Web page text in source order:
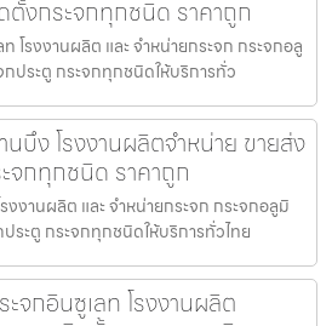
ตั้งกระจกทุกชนิด ราคาถูก
โรงงานผลิต และ จำหน่ายกระจก กระจกอลู
ประตู กระจกทุกชนิดให้บริการทั่ว
บึง โรงงานผลิตจำหน่าย ขายส่ง
จกทุกชนิด ราคาถูก
งงานผลิต และ จำหน่ายกระจก กระจกอลูมิ
ระตู กระจกทุกชนิดให้บริการทั่วไทย
จกอินซูเลท โรงงานผลิต